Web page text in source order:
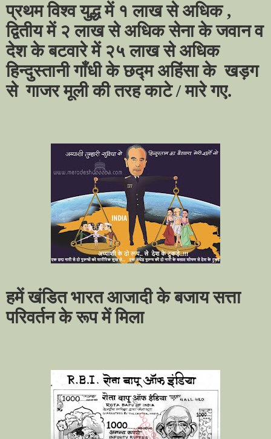
प्रथम विश्व युद्ध में १ लाख से अधिक ,
द्वितीय में २ लाख से अधिक सेना के जवान व
देश के बटवारे में २५ लाख से अधिक
हिन्दुस्तानी गाँधी के छद्म अहिंसा के खड़ग
से गाजर मूली की तरह काटे / मारे गए.
हमें खंडित भारत आजादी के बजाय सत्ता
परिवर्तन के रूप में मिला